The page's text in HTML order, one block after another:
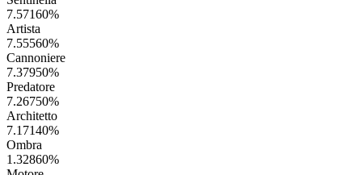
7.57160%
Artista
7.55560%
Cannoniere
7.37950%
Predatore
7.26750%
Architetto
7.17140%
Ombra
1.32860%